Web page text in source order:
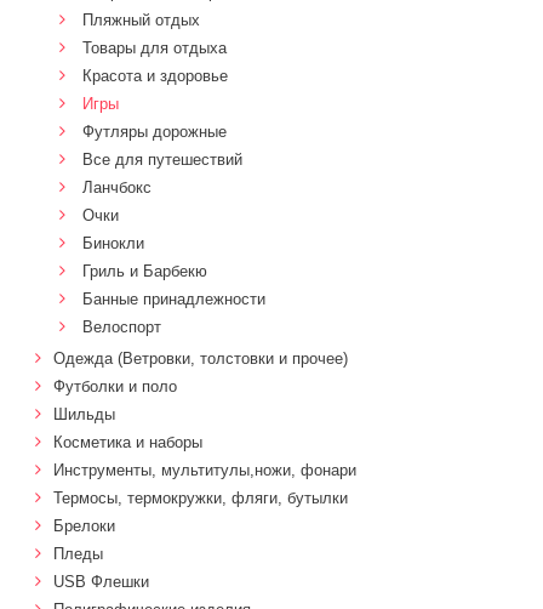
Пляжный отдых
Товары для отдыха
Красота и здоровье
Игры
Футляры дорожные
Все для путешествий
Ланчбокс
Очки
Бинокли
Гриль и Барбекю
Банные принадлежности
Велоспорт
Одежда (Ветровки, толстовки и прочее)
Футболки и поло
Шильды
Косметика и наборы
Инструменты, мультитулы,ножи, фонари
Термосы, термокружки, фляги, бутылки
Брелоки
Пледы
USB Флешки